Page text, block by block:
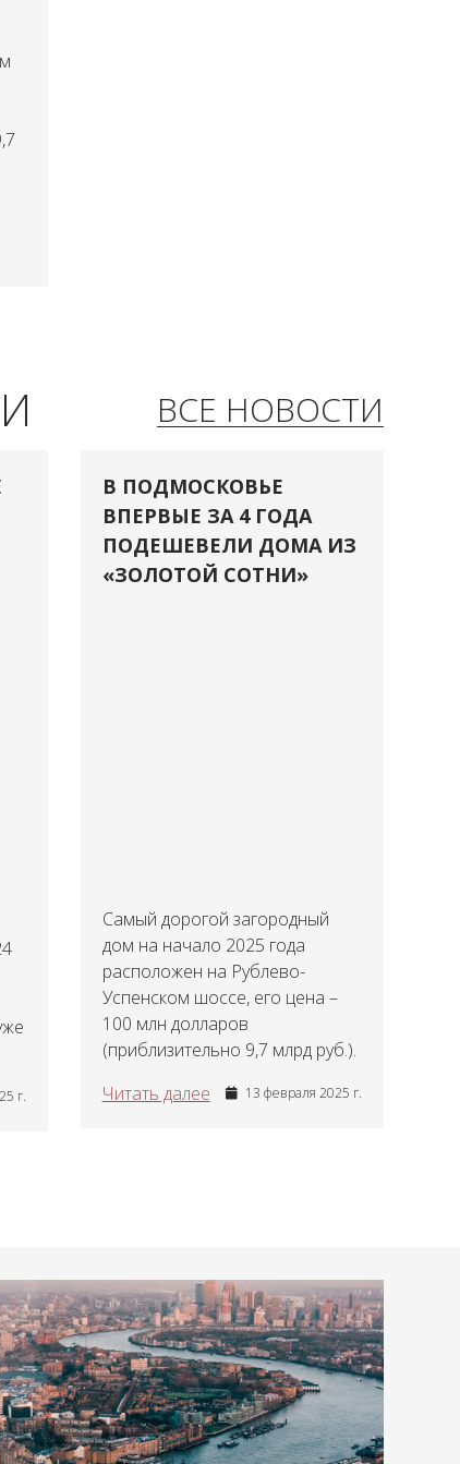
ВСЕ НОВОСТИ
г.
В ПОДМОСКОВЬЕ
ВПЕРВЫЕ ЗА 4 ГОДА
ПОДЕШЕВЕЛИ ДОМА ИЗ
«ЗОЛОТОЙ СОТНИ»
Самый дорогой загородный
дом на начало 2025 года
расположен на Рублево-
Успенском шоссе, его цена –
100 млн долларов
(приблизительно 9,7 млрд руб.).
Читать далее
13 февраля 2025 г.